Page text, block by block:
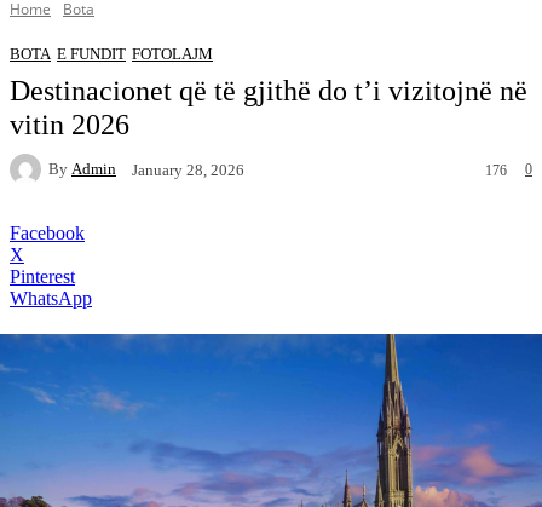
Home Bota
BOTA E FUNDIT FOTOLAJM
Destinacionet që të gjithë do t’i vizitojnë në
vitin 2026
By Admin January 28, 2026 0
176
Facebook
X
Pinterest
WhatsApp